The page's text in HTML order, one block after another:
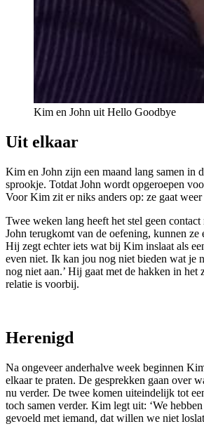
Kim en John uit Hello Goodbye
Uit elkaar
Kim en John zijn een maand lang samen in
sprookje. Totdat John wordt opgeroepen
Voor Kim zit er niks anders op: ze gaat
Twee weken lang heeft het stel geen contact
John terugkomt van de oefening, kunnen ze
Hij zegt echter iets wat bij Kim inslaat als
even niet. Ik kan jou nog niet bieden wat je
nog niet aan.’ Hij gaat met de hakken in het
relatie is voorbij.
Herenigd
Na ongeveer anderhalve week beginnen
elkaar te praten. De gesprekken gaan over
nu verder. De twee komen uiteindelijk tot
toch samen verder. Kim legt uit: ‘We
gevoeld met iemand, dat willen we niet